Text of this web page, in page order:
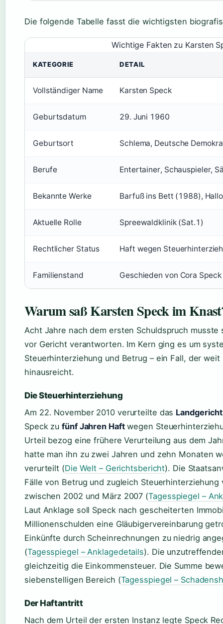
Die folgende Tabelle fasst die wichtigsten
Wichtige Fakten zu Karsten
KATEGORIE DETAIL
Vollständiger Name Karsten Speck
Geburtsdatum 29. Juni 1960
Geburtsort Schlema, Deutsche
Berufe Entertainer, Schauspieler,
Bekannte Werke Barfuß ins Bett (1988),
Aktuelle Rolle Spreewaldklinik (Sat.1)
Rechtlicher Status Haft wegen
Familienstand Geschieden von Cora
Warum saß Karsten Speck im
Acht Jahre nach dem ersten Schuldspruch
vor Gericht verantworten. Im Kern ging es um
Steuerhinterziehung und Betrug – ein Fall, der weit
hinausreicht.
Die Steuerhinterziehung
Am 22. November 2010 verurteilte das
Speck zufünf Jahren Haftwegen
Urteil bezog eine frühere Verurteilung aus dem
hatte man ihn zu zwei Jahren und zehn Monaten
verurteilt (Die Welt – Gerichtsbericht). Die
Fälle von Betrug und zugleich Steuerhinterziehung
zwischen 2002 und März 2007 (Tagesspiegel –
Laut Anklage soll Speck nach gescheiterten
Millionenschulden eine Gläubigervereinbarung
Einkünfte durch Scheinrechnungen zu niedrig
(Tagesspiegel – Anklagedetails). Die
gleichzeitig die Einkommensteuer. Die Summe
siebenstelligen Bereich (Tagesspiegel –
Der Haftantritt
Nach dem Urteil der ersten Instanz legte Speck